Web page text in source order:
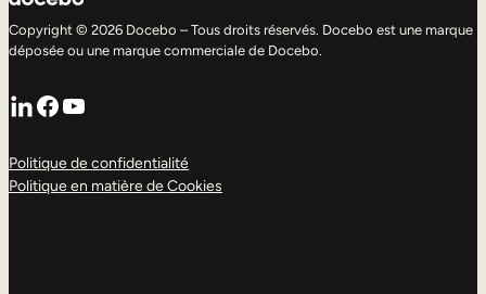
Copyright © 2026 Docebo – Tous droits réservés. Docebo est une marque
déposée ou une marque commerciale de Docebo.
LinkedIn
Facebook
YouTube
Politique de confidentialité
Politique en matière de Cookies